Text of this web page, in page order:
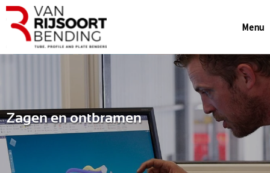
Menu
Zagen en ontbramen